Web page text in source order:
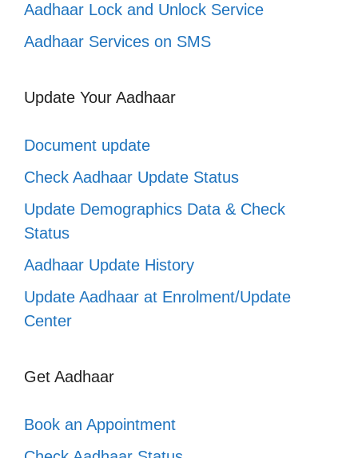
Aadhaar Lock and Unlock Service
Aadhaar Services on SMS
Update Your Aadhaar
Document update
Check Aadhaar Update Status
Update Demographics Data & Check
Status
Aadhaar Update History
Update Aadhaar at Enrolment/Update
Center
Get Aadhaar
Book an Appointment